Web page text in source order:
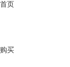
首页
购买